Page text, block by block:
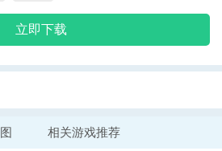
立即下载
相关游戏推荐